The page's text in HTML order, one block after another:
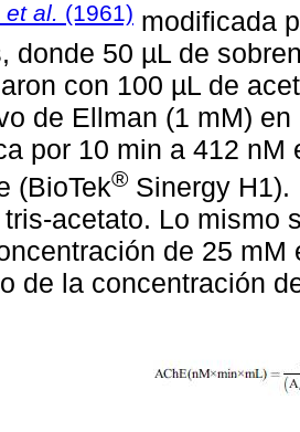
et al. (1961) modificada
donde 50 µL de
con 100 µL de
de Ellman (1 mM)
por 10 min a 412 nM
(BioTek® Sinergy
tris-acetato. Lo mismo
de 25
de la concentración